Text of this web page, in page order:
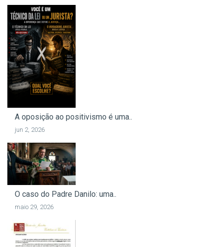
A oposição ao positivismo é uma..
jun 2, 2026
O caso do Padre Danilo: uma..
maio 29, 2026